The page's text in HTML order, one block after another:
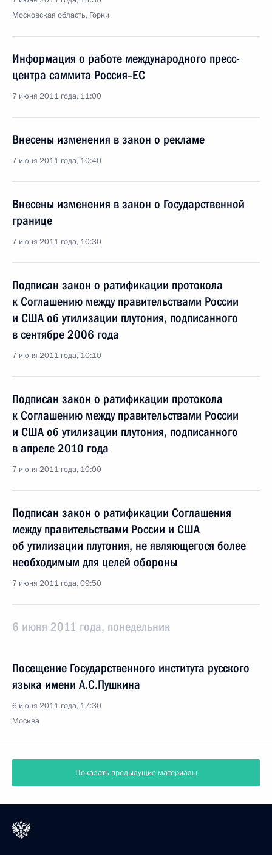
Московская область, Горки
Информация о работе международного пресс-
центра саммита Россия–ЕС
7 июня 2011 года, 11:00
Внесены изменения в закон о рекламе
7 июня 2011 года, 10:40
Внесены изменения в закон о Государственной
границе
7 июня 2011 года, 10:30
Подписан закон о ратификации протокола
к Соглашению между правительствами России
и США об утилизации плутония, подписанного
в сентябре 2006 года
7 июня 2011 года, 10:10
Подписан закон о ратификации протокола
к Соглашению между правительствами России
и США об утилизации плутония, подписанного
в апреле 2010 года
7 июня 2011 года, 10:00
Подписан закон о ратификации Соглашения
между правительствами России и США
об утилизации плутония, не являющегося более
необходимым для целей обороны
7 июня 2011 года, 09:50
6 июня 2011 года, понедельник
Посещение Государственного института русского
языка имени А.С.Пушкина
6 июня 2011 года, 17:30
Москва
Показать предыдущие материалы